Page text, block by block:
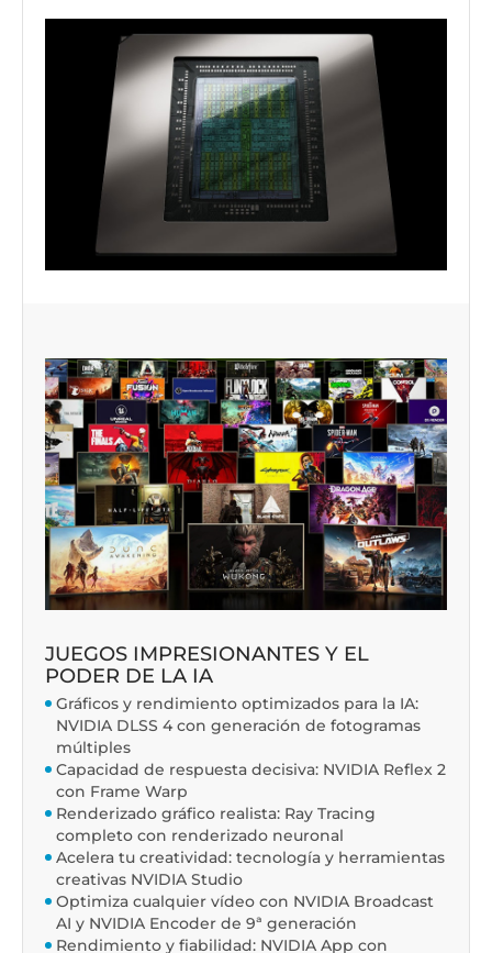
JUEGOS IMPRESIONANTES Y EL
PODER DE LA IA
Gráficos y rendimiento optimizados para la IA:
NVIDIA DLSS 4 con generación de fotogramas
múltiples
Capacidad de respuesta decisiva: NVIDIA Reflex 2
con Frame Warp
Renderizado gráfico realista: Ray Tracing
completo con renderizado neuronal
Acelera tu creatividad: tecnología y herramientas
creativas NVIDIA Studio
Optimiza cualquier vídeo con NVIDIA Broadcast
AI y NVIDIA Encoder de 9ª generación
Rendimiento y fiabilidad: NVIDIA App con